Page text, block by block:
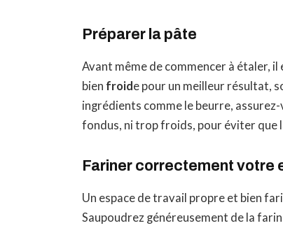
Préparer la pâte
Avant même de commencer à étaler,
bien froide pour un meilleur résultat,
ingrédients comme le beurre,
fondus, ni trop froids, pour éviter que
Fariner correctement votre
Un espace de travail propre et bien
Saupoudrez généreusement de la